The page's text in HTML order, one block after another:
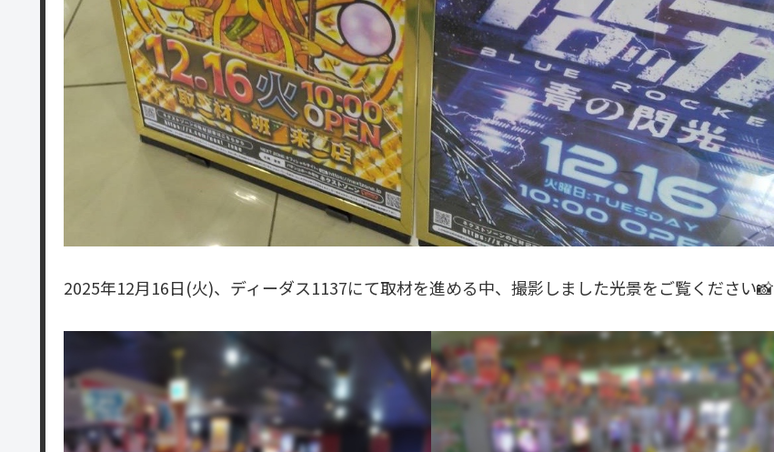
2025年12月16日(火)、ディーダス1137にて取材を進める中、撮影しました光景をご覧ください📸